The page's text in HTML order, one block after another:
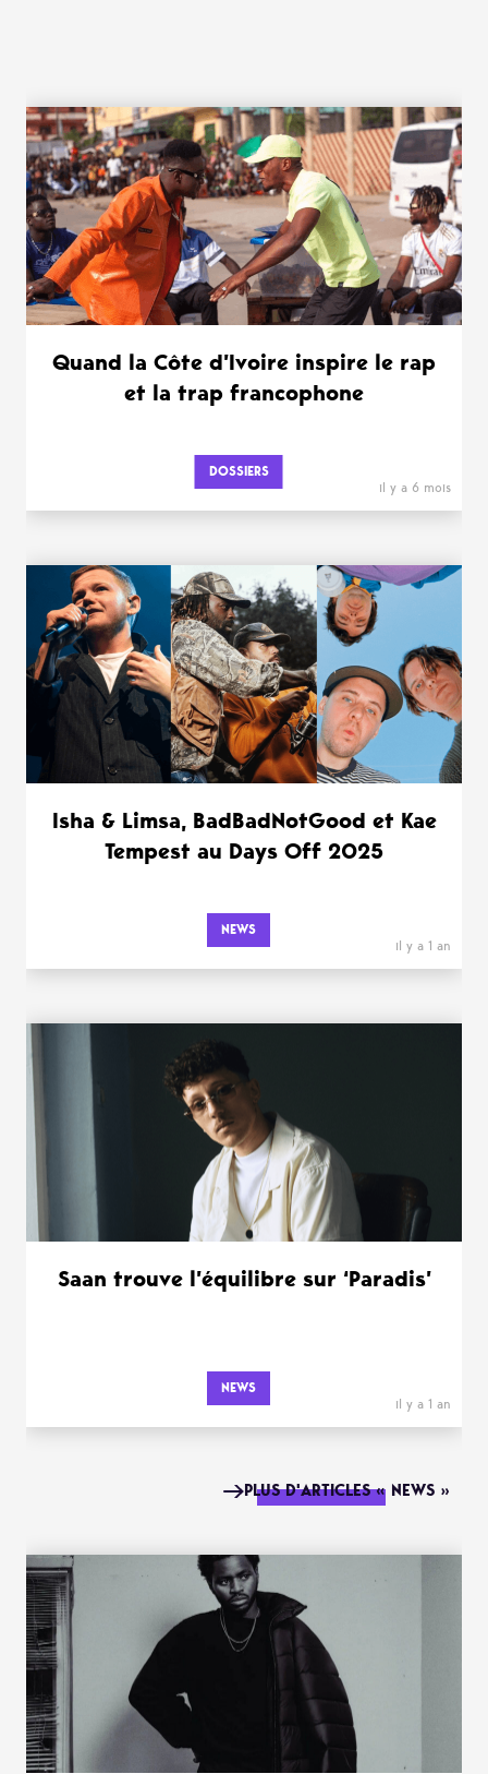
WANT MORE ?
Quand la Côte d’Ivoire inspire le rap
et la trap francophone
DOSSIERS
il y a 6 mois
Isha & Limsa, BadBadNotGood et Kae
Tempest au Days Off 2025
NEWS
il y a 1 an
Saan trouve l’équilibre sur ‘Paradis’
NEWS
il y a 1 an
PLUS D'ARTICLES « NEWS »